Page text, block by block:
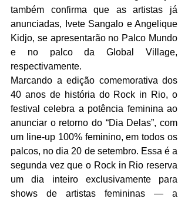
também confirma que as artistas já
anunciadas, Ivete Sangalo e Angelique
Kidjo, se apresentarão no Palco Mundo
e no palco da Global Village,
respectivamente.
Marcando a edição comemorativa dos
40 anos de história do Rock in Rio, o
festival celebra a potência feminina ao
anunciar o retorno do “Dia Delas”, com
um line-up 100% feminino, em todos os
palcos, no dia 20 de setembro. Essa é a
segunda vez que o Rock in Rio reserva
um dia inteiro exclusivamente para
shows de artistas femininas — a